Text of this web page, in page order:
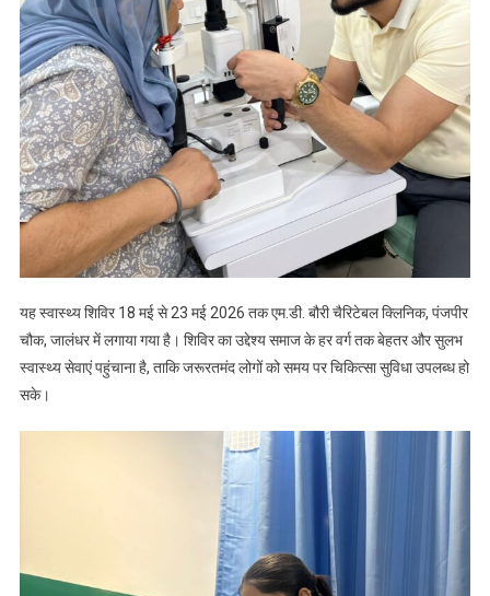
यह स्वास्थ्य शिविर 18 मई से 23 मई 2026 तक एम.डी. बौरी चैरिटेबल क्लिनिक, पंजपीर
चौक, जालंधर में लगाया गया है। शिविर का उद्देश्य समाज के हर वर्ग तक बेहतर और सुलभ
स्वास्थ्य सेवाएं पहुंचाना है, ताकि जरूरतमंद लोगों को समय पर चिकित्सा सुविधा उपलब्ध हो
सके।